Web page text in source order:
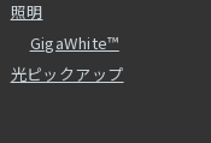
照明
GigaWhite™
光ピックアップ